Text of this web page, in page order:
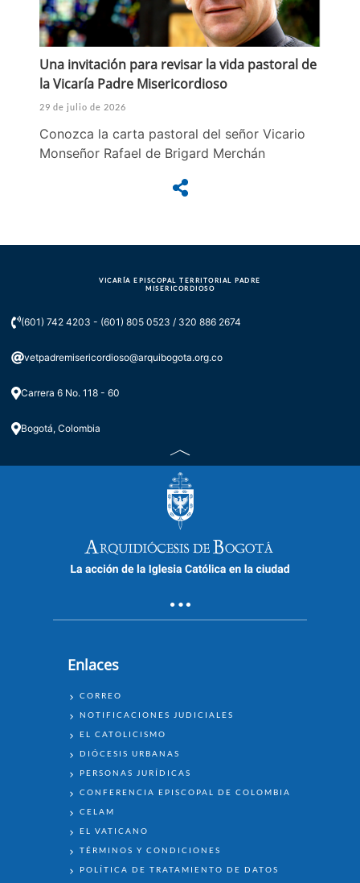
Una invitación para revisar la vida pastoral de
la Vicaría Padre Misericordioso
29 de julio de 2026
Conozca la carta pastoral del señor Vicario
Monseñor Rafael de Brigard Merchán
VICARÍA EPISCOPAL TERRITORIAL PADRE
MISERICORDIOSO
(601) 742 4203 - (601) 805 0523 / 320 886 2674
vetpadremisericordioso@arquibogota.org.co
Carrera 6 No. 118 - 60
Bogotá, Colombia
Enlaces
ENLACES
CORREO
NOTIFICACIONES JUDICIALES
EL CATOLICISMO
DIÓCESIS URBANAS
PERSONAS JURÍDICAS
CONFERENCIA EPISCOPAL DE COLOMBIA
CELAM
EL VATICANO
TÉRMINOS Y CONDICIONES
POLÍTICA DE TRATAMIENTO DE DATOS